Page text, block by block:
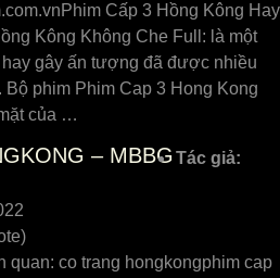
Cấp 3 Hồng Kông Hay
Kông Không Che Full: là một
gây ấn tượng đã được nhiều
phim Phim Cap 3 Hong Kong
của …
– MBBG Tác giả:
quan: co trang hongkongphim cap